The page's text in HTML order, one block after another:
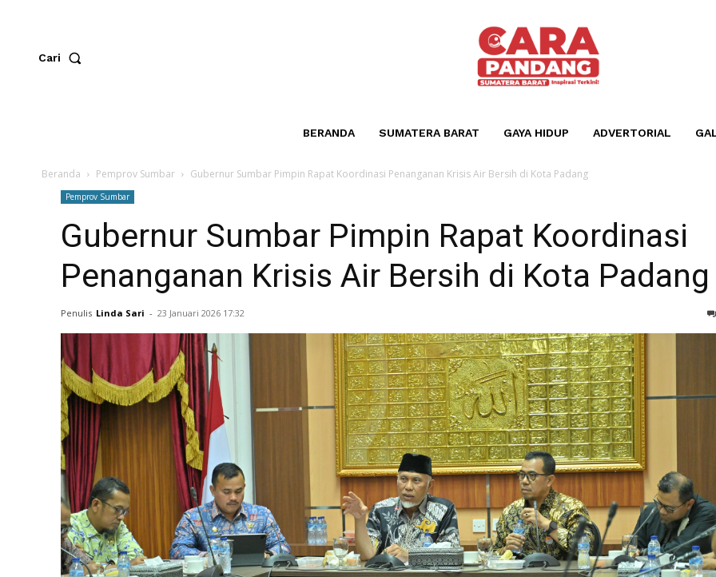
Cari
BERANDA SUMATERA BARAT GAYA HIDUP ADVERTORIAL
Beranda Pemprov Sumbar Gubernur Sumbar Pimpin Rapat Koordinasi Penanganan Krisis Air Bersih di Kota Padang
Pemprov Sumbar
Gubernur Sumbar Pimpin Rapat Koordinasi
Penanganan Krisis Air Bersih di Kota Padang
Penulis Linda Sari - 23 Januari 2026 17:32